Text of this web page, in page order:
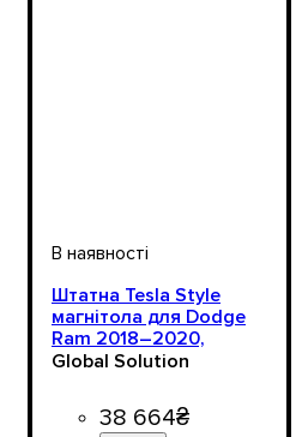
Штатна Tesla Style
магнітола для Dodge
Ram 2018–2020,
Android 11
Global Solution
38 664₴